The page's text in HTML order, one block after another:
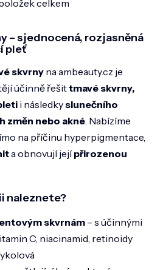
O
l
á
d
c
í
p
r
v
k
y
v
s
celkem
– sjednocená, rozjasněná
pleť
skvrny na ambeauty.cz je
účinně řešittmavé skvrny,
i následkyslunečního
změn nebo akné . Nabízíme
na příčinu hyperpigmentace,
a obnovují jejípřirozenou
naleznete?
skvrnám – s účinnými
C, niacinamid, retinoidy